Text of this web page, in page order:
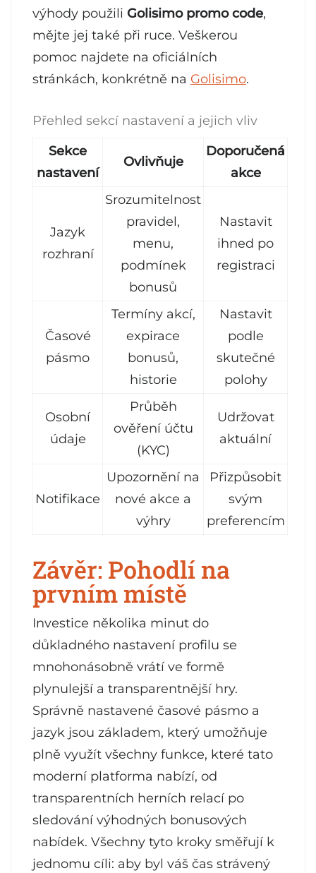
výhody použili Golisimo promo code,
mějte jej také při ruce. Veškerou
pomoc najdete na oficiálních
stránkách, konkrétně na Golisimo.
Přehled sekcí nastavení a jejich vliv
Sekce
nastavení
Ovlivňuje
Doporučená
akce
Jazyk
rozhraní
Srozumitelnost
pravidel,
menu,
podmínek
bonusů
Nastavit
ihned po
registraci
Časové
pásmo
Termíny akcí,
expirace
bonusů,
historie
Nastavit
podle
skutečné
polohy
Osobní
údaje
Průběh
ověření účtu
(KYC)
Udržovat
aktuální
Notifikace
Upozornění na
nové akce a
výhry
Přizpůsobit
svým
preferencím
Závěr: Pohodlí na
prvním místě
Investice několika minut do
důkladného nastavení profilu se
mnohonásobně vrátí ve formě
plynulejší a transparentnější hry.
Správně nastavené časové pásmo a
jazyk jsou základem, který umožňuje
plně využít všechny funkce, které tato
moderní platforma nabízí, od
transparentních herních relací po
sledování výhodných bonusových
nabídek. Všechny tyto kroky směřují k
jednomu cíli: aby byl váš čas strávený